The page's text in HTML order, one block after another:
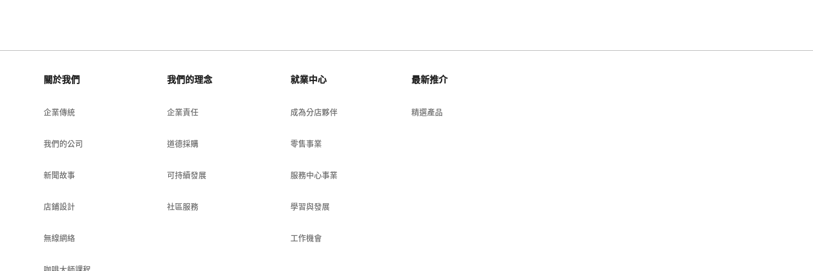
關於我們
企業傳統
我們的公司
新聞故事
店鋪設計
無線網絡
我們的理念
企業責任
道德採購
可持續發展
社區服務
就業中心
成為分店夥伴
零售事業
服務中心事業
學習與發展
工作機會
最新推介
精選產品